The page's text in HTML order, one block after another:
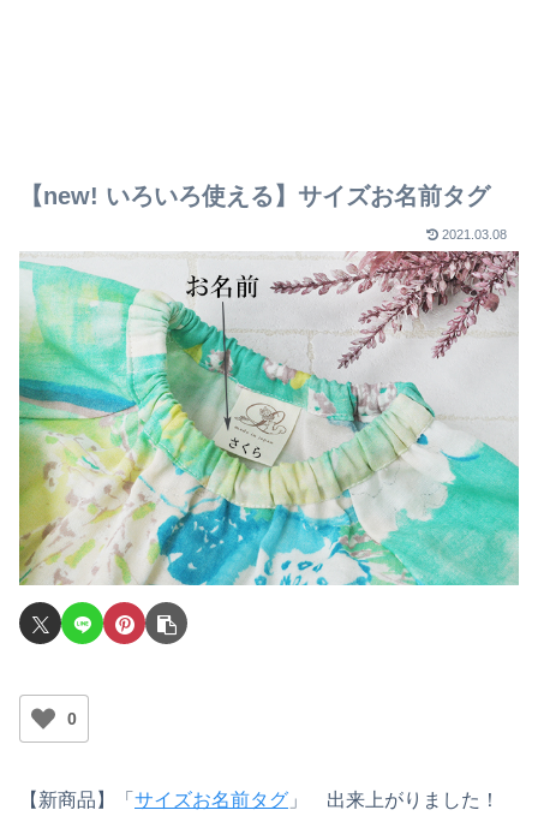
【new! いろいろ使える】サイズお名前タグ
2021.03.08
0
【新商品】「 サイズお名前タグ 」 出来上がりました！